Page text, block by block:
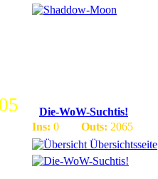
Die-WoW-Suchtis!
Ins: 0 Outs: 2065
Übersichtsseite